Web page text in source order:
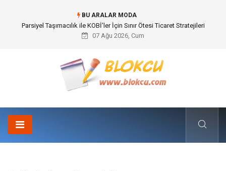
BU ARALAR MODA
Br544 ile Lastik ve Plastik Modifikasyonunda Yüksek Performans
07 Ağu 2026, Cum